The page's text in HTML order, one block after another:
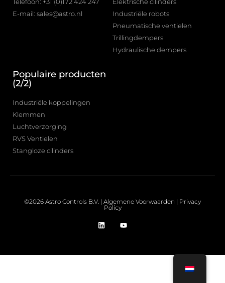
E-mail: sales@astro.nl
Industriële robots
Pneumatische ventielen
Trillingdempers
Hydraulische dempers
Populaire producten
(2/2)
Industriële koppelingen
Klemmen
Luchtverzorging
RVS Ventielen
Stangloze cilinders
©2026 Astro Controls B.V. | Algemene Voorwaarden | Privacy
Policy